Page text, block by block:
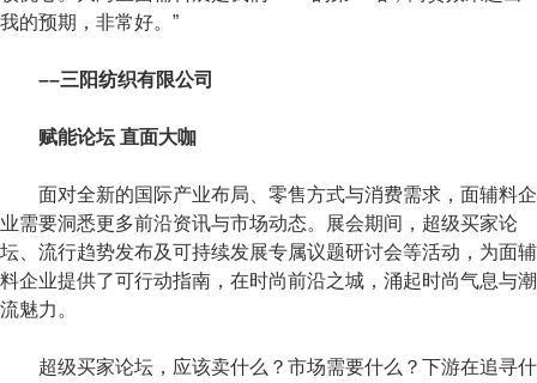
我的预期，非常好。”
––三阳纺织有限公司
赋能论坛 直面大咖
面对全新的国际产业布局、零售方式与消费需求，面辅料企
业需要洞悉更多前沿资讯与市场动态。展会期间，超级买家论
坛、流行趋势发布及可持续发展专属议题研讨会等活动，为面辅
料企业提供了可行动指南，在时尚前沿之城，涌起时尚气息与潮
流魅力。
超级买家论坛，应该卖什么？市场需要什么？下游在追寻什